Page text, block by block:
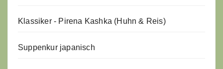
Klassiker - Pirena Kashka (Huhn & Reis)
Suppenkur japanisch